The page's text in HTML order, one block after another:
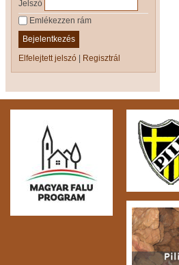
Jelszó
Emlékezzen rám
Bejelentkezés
Elfelejtett jelszó | Regisztrál